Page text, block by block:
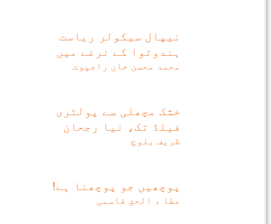
نیپال سیکولر ریاست
ہندوتوا کے نرغے میں
محمد محسن خان راجپوت
خشک مچھلی سے پولٹری
فیلڈ تک، نیا رجحان
ظریف بلوچ
پوچھیں جو پوچھنا ہے!
عطا ء الحق قاسمی